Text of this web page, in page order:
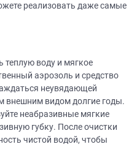
реализовать даже самые
теплую воду и мягкое
аэрозоль и средство
неувядающей
внешним видом долгие годы.
неабразивные мягкие
губку. После очистки
чистой водой, чтобы